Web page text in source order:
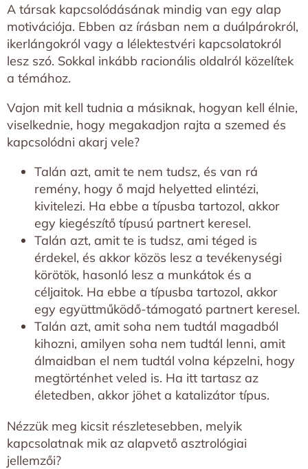
A társak kapcsolódásának mindig van egy alap
motivációja. Ebben az írásban nem a duálpárokról,
ikerlángokról vagy a lélektestvéri kapcsolatokról
lesz szó. Sokkal inkább racionális oldalról közelítek
a témához.
Vajon mit kell tudnia a másiknak, hogyan kell élnie,
viselkednie, hogy megakadjon rajta a szemed és
kapcsolódni akarj vele?
Talán azt, amit te nem tudsz, és van rá
remény, hogy ő majd helyetted elintézi,
kivitelezi. Ha ebbe a típusba tartozol, akkor
egy kiegészítő típusú partnert keresel.
Talán azt, amit te is tudsz, ami téged is
érdekel, és akkor közös lesz a tevékenységi
körötök, hasonló lesz a munkátok és a
céljaitok. Ha ebbe a típusba tartozol, akkor
egy együttműködő-támogató partnert keresel.
Talán azt, amit soha nem tudtál magadból
kihozni, amilyen soha nem tudtál lenni, amit
álmaidban el nem tudtál volna képzelni, hogy
megtörténhet veled is. Ha itt tartasz az
életedben, akkor jöhet a katalizátor típus.
Nézzük meg kicsit részletesebben, melyik
kapcsolatnak mik az alapvető asztrológiai
jellemzői?